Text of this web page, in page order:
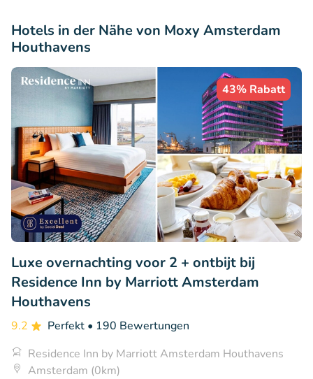
Hotels in der Nähe von Moxy Amsterdam
Houthavens
43% Rabatt
Luxe overnachting voor 2 + ontbijt bij
Residence Inn by Marriott Amsterdam
Houthavens
9.2 Perfekt • 190 Bewertungen
Residence Inn by Marriott Amsterdam Houthavens
Amsterdam (0km)